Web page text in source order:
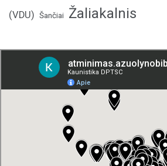
(VDU) Šančiai Žaliakalnis